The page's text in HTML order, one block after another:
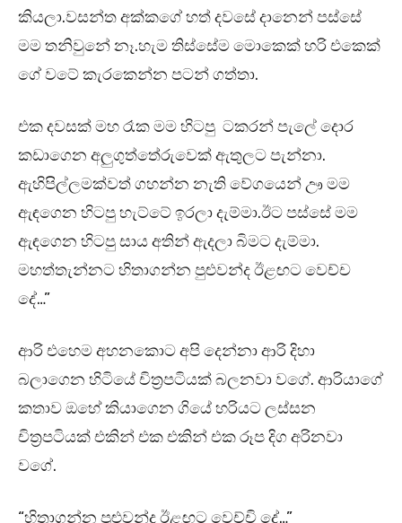
කියලා.වසන්ත අක්කගේ හත් දවසේ දානෙන් පස්සේ
මම තනිවුනේ නෑ.හැම තිස්සේම මොකෙක් හරි එකෙක්
ගේ වටේ කැරකෙන්න පටන් ගත්තා.
එක දවසක් මහ රෑක මම හිටපු ටකරන් පැලේ දොර
කඩාගෙන අලුගුත්තේරුවෙක් ඇතුලට පැන්නා.
ඇහිපිල්ලමක්වත් ගහන්න නැති වේගයෙන් ඌ මම
ඇඳගෙන හිටපු හැට්ටේ ඉරලා දැම්මා.ඊට පස්සේ මම
ඇඳගෙන හිටපු සාය අතින් ඇදලා බිමට දැම්මා.
මහත්තැන්නට හිතාගන්න පුළුවන්ද ඊළඟට වෙච්ච
දේ…”
ආරි එහෙම අහනකොට අපි දෙන්නා ආරි දිහා
බලාගෙන හිටියේ චිත්‍රපටියක් බලනවා වගේ. ආරියාගේ
කතාව ඔහේ කියාගෙන ගියේ හරියට ලස්සන
චිත්‍රපටියක් එකින් එක එකින් එක රූප දිග අරිනවා
වගේ.
“හිතාගන්න පුළුවන්ද ඊළඟට වෙච්චි දේ…”